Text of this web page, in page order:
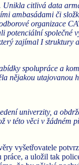
Unikla citlivá data
ambasádami či
organizace
potenciální společné
zajímal I struktury
spolupráce a
nějakou utajovanou
univerzity, a
v této věci v
vyšetřovatele
a uložil tak